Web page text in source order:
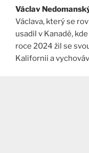
Václav
Václava, který se
usadil v Kanadě,
roce 2024 žil se
Kalifornii a